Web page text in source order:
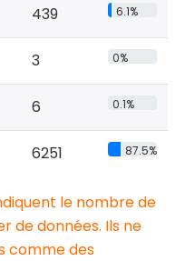
439 6.1%
3 0%
6 0.1%
6251 87.5%
le nombre de
de données. Ils ne
comme des